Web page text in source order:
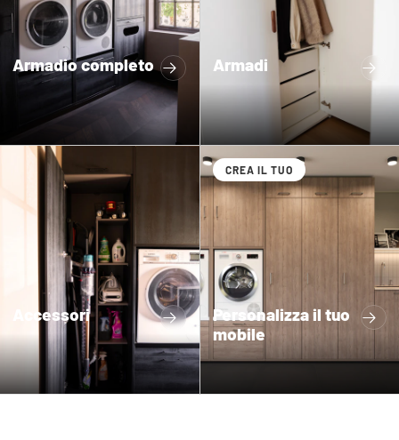
Armadio completo Armadi
Accessori
CREA IL TUO
Personalizza il tuo
mobile